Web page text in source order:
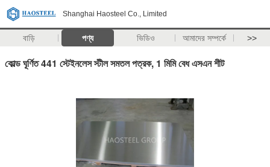
Shanghai Haosteel Co., Limited
বাড়ি পণ্য ভিডিও আমাদের সম্পর্কে >>
কোল্ড ঘূর্ণিত 441 স্টেইনলেস স্টীল সমতল পত্রক, 1 মিমি বেধ এসএন শীট